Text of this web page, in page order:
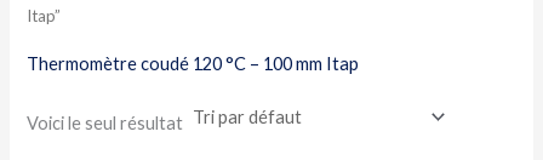
Itap”
Thermomètre coudé 120 °C – 100 mm Itap
Voici le seul résultat